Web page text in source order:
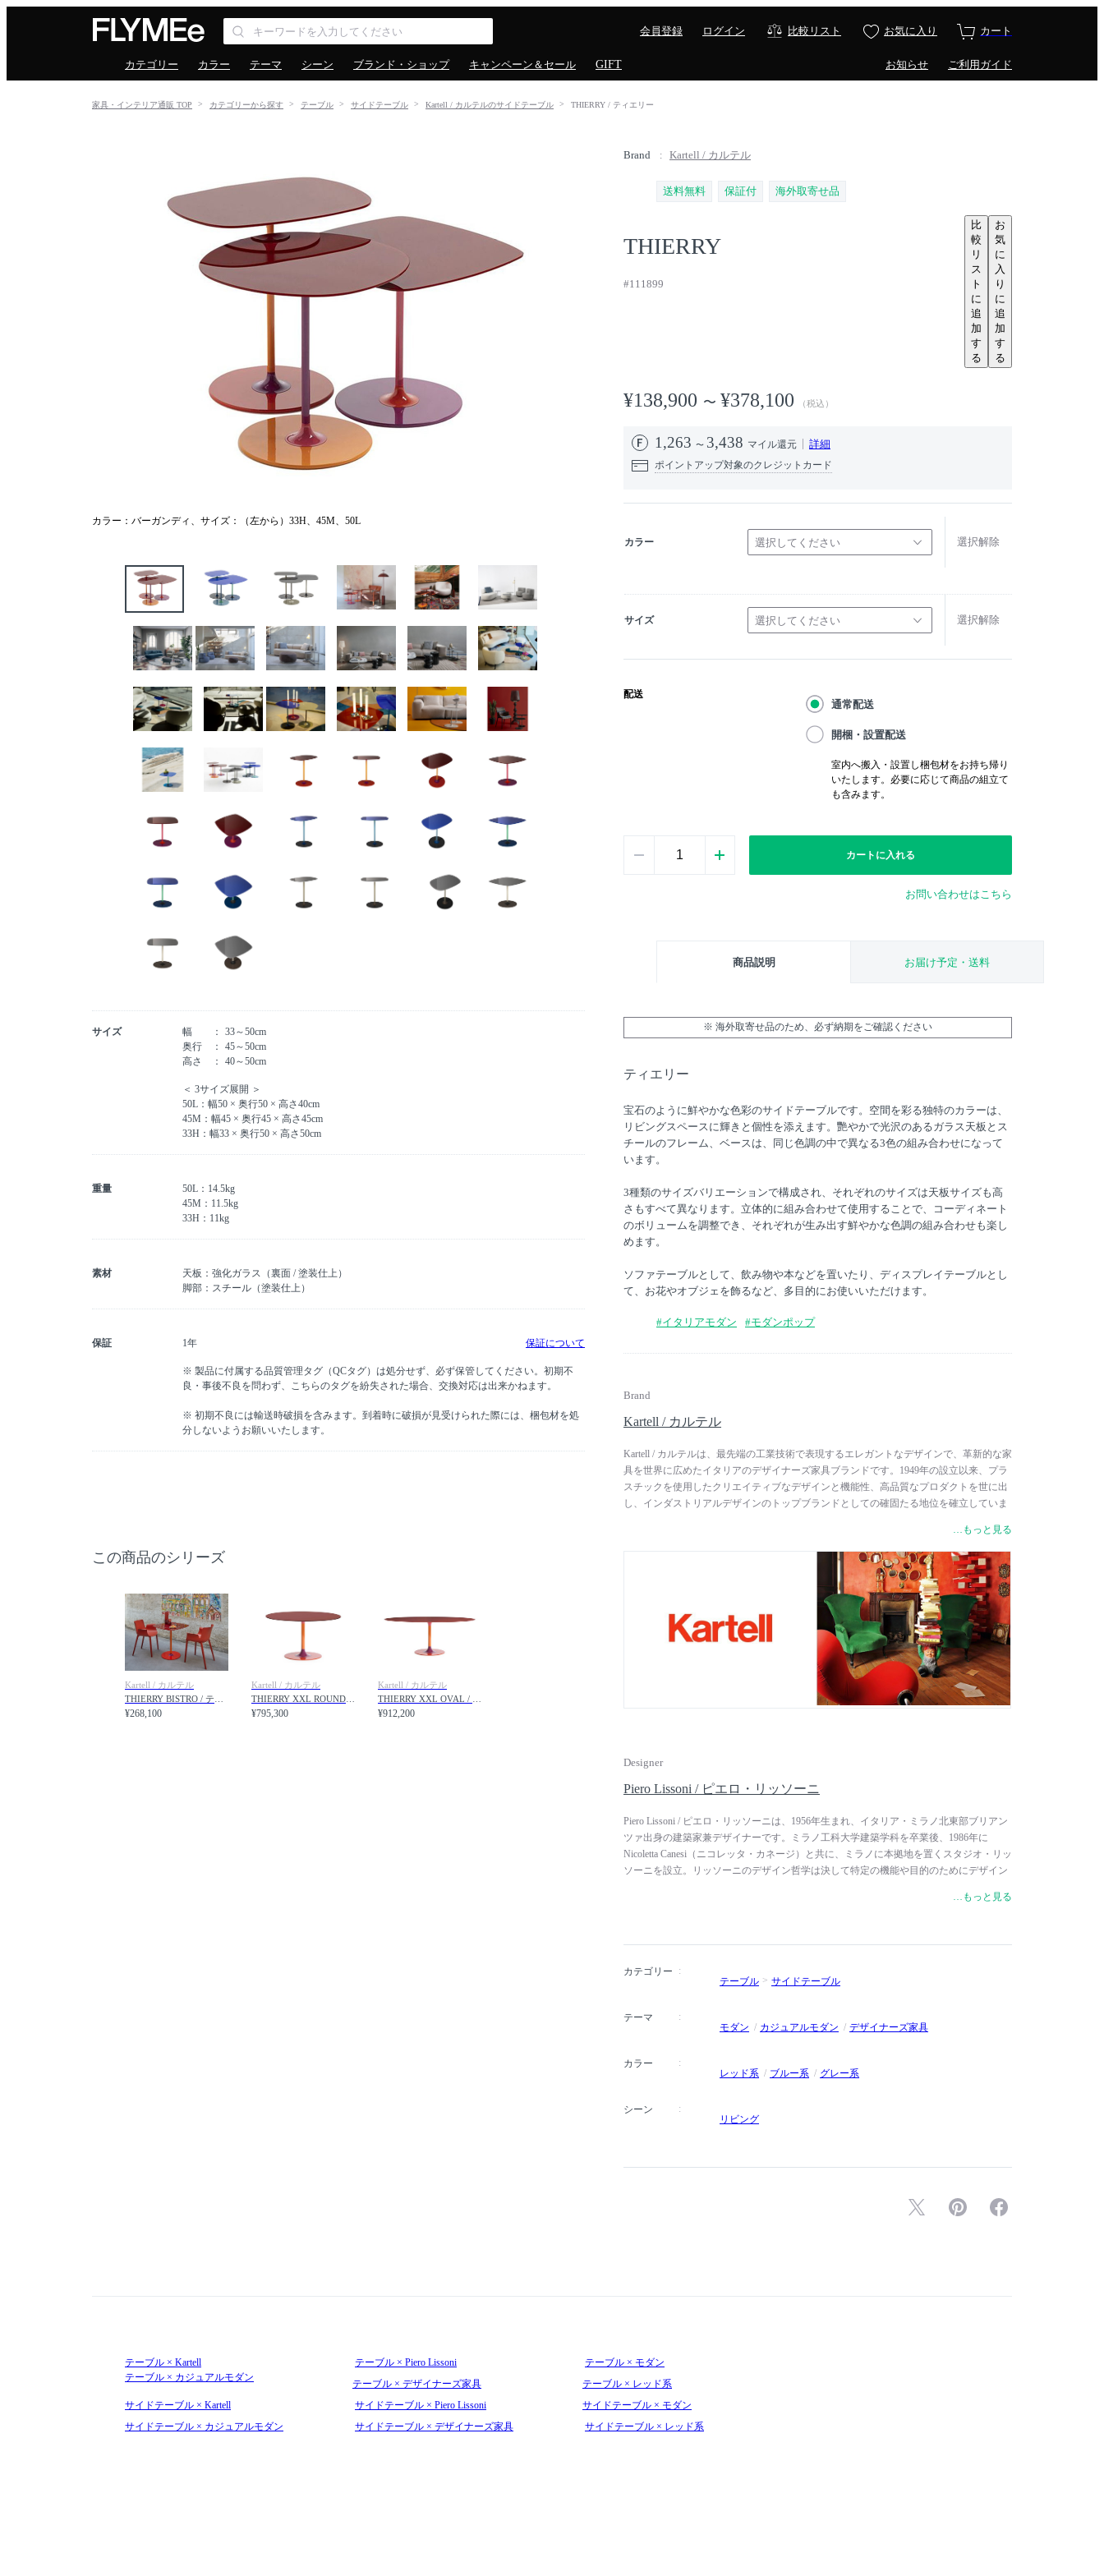
会員登録 ログイン 比較リスト お気に入り カート
カテゴリー カラー テーマ シーン ブランド・ショップ キャンペーン＆セール GIFT お知らせ ご利用ガイド
家具・インテリア通販 TOP カテゴリーから探す テーブル サイドテーブル Kartell / カルテルのサイドテーブル THIERRY / ティエリー
Brand Kartell / カルテル
送料無料 保証付 海外取寄せ品
THIERRY
#111899
比
較
リ
ス
ト
に
追
加
す
る
お
気
に
入
り
に
追
加
す
る
¥138,900 ¥378,100 （税込）
1,263 3,438 マイル還元 詳細
ポイントアップ対象のクレジットカード
カラー 選択してください 選択解除
サイズ 選択してください 選択解除
配送
通常配送
開梱・設置配送
室内へ搬入・設置し梱包材をお持ち帰り
いたします。必要に応じて商品の組立て
も含みます。
カートに入れる
お問い合わせはこちら
商品説明 お届け予定・送料
※ 海外取寄せ品のため、必ず納期をご確認ください
ティエリー
宝石のように鮮やかな色彩のサイドテーブルです。空間を彩る独特のカラーは、
リビングスペースに輝きと個性を添えます。艷やかで光沢のあるガラス天板とス
チールのフレーム、ベースは、同じ色調の中で異なる3色の組み合わせになって
います。
3種類のサイズバリエーションで構成され、それぞれのサイズは天板サイズも高
さもすべて異なります。立体的に組み合わせて使用することで、コーディネート
のボリュームを調整でき、それぞれが生み出す鮮やかな色調の組み合わせも楽し
めます。
ソファテーブルとして、飲み物や本などを置いたり、ディスプレイテーブルとし
て、お花やオブジェを飾るなど、多目的にお使いいただけます。
#イタリアモダン #モダンポップ
Brand
Kartell / カルテル
Kartell / カルテルは、最先端の工業技術で表現するエレガントなデザインで、革新的な家
具を世界に広めたイタリアのデザイナーズ家具ブランドです。1949年の設立以来、プラ
スチックを使用したクリエイティブなデザインと機能性、高品質なプロダクトを世に出
し、インダストリアルデザインのトップブランドとしての確固たる地位を確立していま
能及び美しい外観を革新することに尽力してきたカルテルの基礎です。カルテルのプラ
スチックは、実用的かつ機能的な面に加えて、魅力と貴重さを兼ね備え、一般的なプラ
スチック製品の捉え方を、単なる機能的な物から真に贅沢な一品へと根本的に変えまし
た。近年では、地球環境にやさしいバイオプラスチックなどの新素材を用いたり、A.I.
（人工知能）にデザインをさせたりと、常に人々を驚かせるようなプロダクト開発を展
開しています。 フィリップ・スタルク、ヴィコ・マジストレッティ、パトリシア・ウル
キオラ、マルセル・ワンダース、ピエロ・リッソーニ、吉岡徳仁など、国際的な一流デ
ザイナーとコラボレートし、世界中に最新トレンドを発信しています。
…もっと見る
Designer
Piero Lissoni / ピエロ・リッソーニ
Piero Lissoni / ピエロ・リッソーニは、1956年生まれ、イタリア・ミラノ北東部ブリアン
ツァ出身の建築家兼デザイナーです。ミラノ工科大学建築学科を卒業後、1986年に
Nicoletta Canesi（ニコレッタ・カネージ）と共に、ミラノに本拠地を置くスタジオ・リッ
ソーニを設立。リッソーニのデザイン哲学は決して特定の機能や目的のためにデザイン
レストラン、ホテル、ショップ、ミュージアム、家具や照明、インテリア、グラフィッ
ド・ドット・デザイン賞、コンパッソ・ドーロ賞などの国際的な賞を多数受賞。また、
イタリア国立21世紀美術館（MAXXI）の理事、ミラノ工科大学の客員教授、アルタガ
…もっと見る
カテゴリー
テーブル
サイドテーブル
テーマ
モダン
カジュアルモダン デザイナーズ家具
カラー
レッド系
ブルー系 グレー系
シーン
リビング
カラー：バーガンディ、サイズ：（左から）33H、45M、50L
サイズ 幅
33～50cm
奥行
45～50cm
高さ
40～50cm
＜ 3サイズ展開 ＞
50L：幅50 × 奥行50 × 高さ40cm
45M：幅45 × 奥行45 × 高さ45cm
33H：幅33 × 奥行50 × 高さ50cm
重量
50L：14.5kg
45M：11.5kg
33H：11kg
素材
天板：強化ガラス（裏面 / 塗装仕上）
脚部：スチール（塗装仕上）
保証 1年 保証について
※ 製品に付属する品質管理タグ（QCタグ）は処分せず、必ず保管してください。初期不
良・事後不良を問わず、こちらのタグを紛失された場合、交換対応は出来かねます。
※ 初期不良には輸送時破損を含みます。到着時に破損が見受けられた際には、梱包材を処
分しないようお願いいたします。
この商品のシリーズ
Kartell / カルテル
¥268,100
Kartell / カルテル
¥795,300
Kartell / カルテル
¥912,200
テーブル × Kartell テーブル × Piero Lissoni
テーブル × モダン
テーブル × カジュアルモダン
テーブル × デザイナーズ家具
テーブル × レッド系
サイドテーブル × Kartell
サイドテーブル × Piero Lissoni
サイドテーブル × モダン
サイドテーブル × カジュアルモダン
サイドテーブル × デザイナーズ家具 サイドテーブル × レッド系